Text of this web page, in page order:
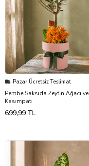
Pazar Ücretsiz Teslimat
Pembe Saksıda Zeytin Ağacı ve
Kasımpatı
699,99 TL